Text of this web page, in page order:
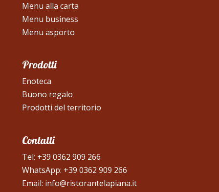
Menu alla carta
Menu business
Menu asporto
Prodotti
Enoteca
Buono regalo
Prodotti del territorio
Contatti
Tel: +39 0362 909 266
WhatsApp: +39 0362 909 266
Email: info@ristorantelapiana.it